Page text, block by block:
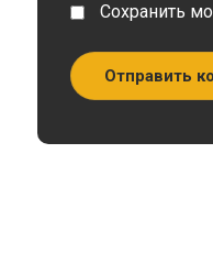
Сохранить
Отправить